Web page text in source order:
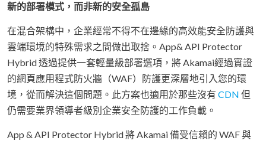
新的部署模式，而非新的安全孤島
在混合架構中，企業經常不得不在邊緣的高效能安全防護與
雲端環境的特殊需求之間做出取捨。App& API Protector
Hybrid 透過提供一套輕量級部署選項，將 Akamai經過實證
的網頁應用程式防火牆（WAF）防護更深層地引入您的環
境，從而解決這個問題。此方案也適用於那些沒有 CDN 但
仍需要業界領導者級別企業安全防護的工作負載。
App & API Protector Hybrid 將 Akamai 備受信賴的 WAF 與